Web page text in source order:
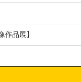
作品展】